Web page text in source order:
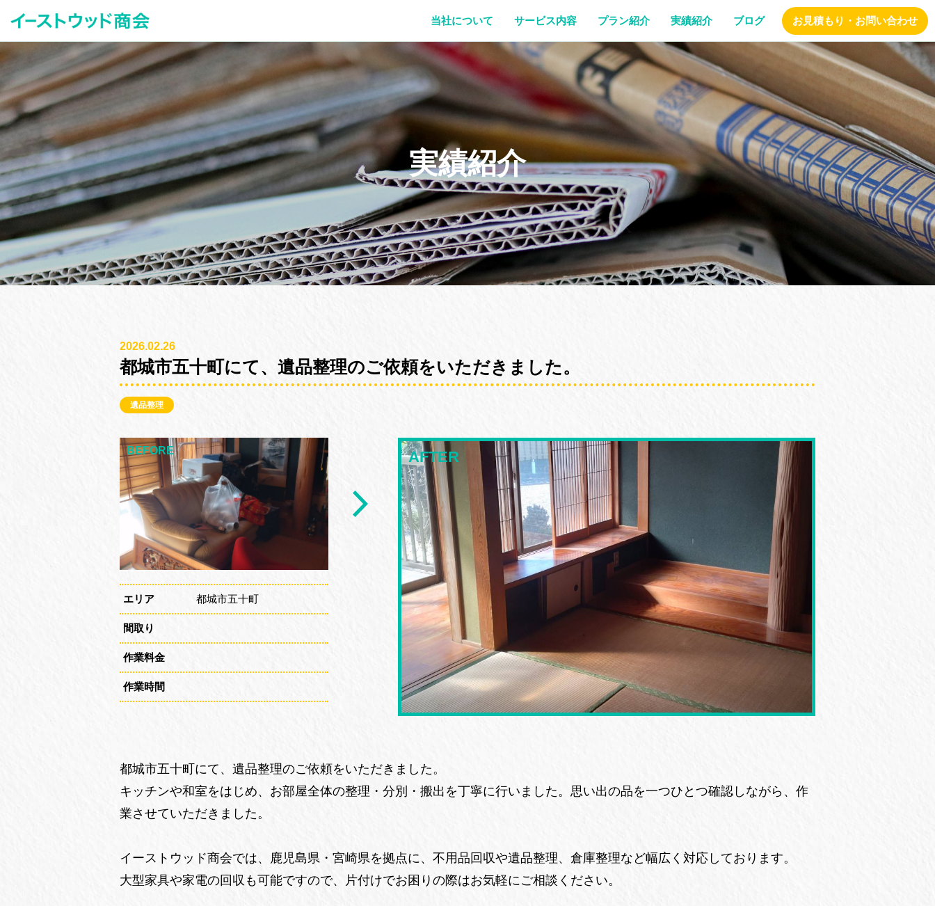
当社について サービス内容 プラン紹介 実績紹介 ブログ お見積もり・お問い合わせ
実績紹介
2026.02.26
都城市五十町にて、遺品整理のご依頼をいただきました。
遺品整理
エリア 都城市五十町
間取り
作業料金
作業時間
都城市五十町にて、遺品整理のご依頼をいただきました。
キッチンや和室をはじめ、お部屋全体の整理・分別・搬出を丁寧に行いました。思い出の品を一つひとつ確認しながら、作
業させていただきました。
イーストウッド商会では、鹿児島県・宮崎県を拠点に、不用品回収や遺品整理、倉庫整理など幅広く対応しております。
大型家具や家電の回収も可能ですので、片付けでお困りの際はお気軽にご相談ください。
当社について
サービス内容
実績紹介
ブログ
お見積もり・お問い合わせ